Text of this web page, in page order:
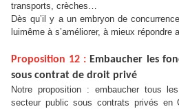
transports, crèches…
Dès qu’il y a un embryon de
luimême à s’améliorer, à mieux
Proposition 12 : Embaucher les
sous contrat de droit privé
Notre proposition : embaucher tous
secteur public sous contrats privés en